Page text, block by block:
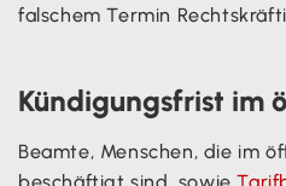
falschem Termin
Kündigungsfrist im
Beamte, Menschen, die im